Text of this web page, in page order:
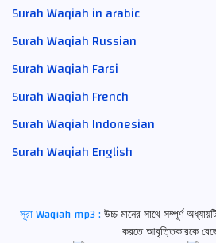
Surah Waqiah in arabic
Surah Waqiah Russian
Surah Waqiah Farsi
Surah Waqiah French
Surah Waqiah Indonesian
Surah Waqiah English
সূরা Waqiah mp3 :উচ্চ মানের সাথে সম্পূর্ণ
করতে আবৃত্তিকারকে